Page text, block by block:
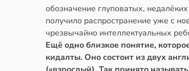
обозначение глуповатых,
получило распространение уже с
чрезвычайно интеллектуальных
Ещё одно близкое понятие,
кидалты. Оно состоит из двух